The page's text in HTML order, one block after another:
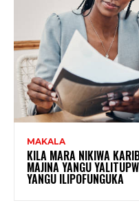
MAKALA
KILA MARA NIKIWA
MAJINA YANGU
YANGU ILIPOFUNGUKA